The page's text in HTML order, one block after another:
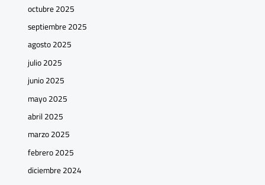
octubre 2025
septiembre 2025
agosto 2025
julio 2025
junio 2025
mayo 2025
abril 2025
marzo 2025
febrero 2025
diciembre 2024